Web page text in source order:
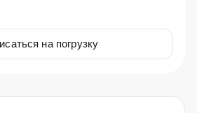
на погрузку